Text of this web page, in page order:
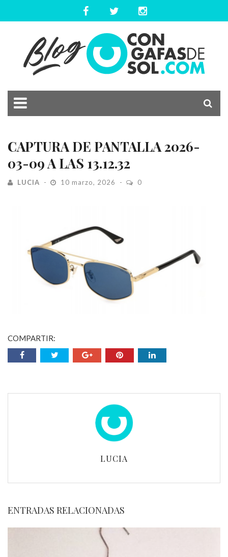
CAPTURA DE PANTALLA 2026-
03-09 A LAS 13.12.32
LUCIA 10 marzo, 2026 0
COMPARTIR:
LUCIA
ENTRADAS RELACIONADAS